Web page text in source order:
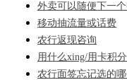
外卖可以随便下一
移动抽流量或话费
农行返现咨询
用什么xing/用卡积
农行面签忘记选的